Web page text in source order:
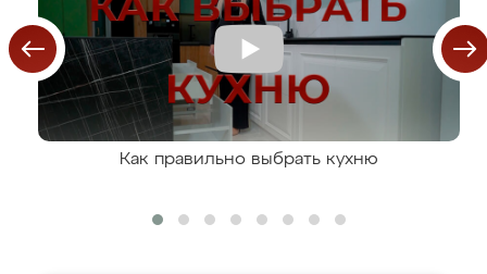
Как правильно выбрать кухню